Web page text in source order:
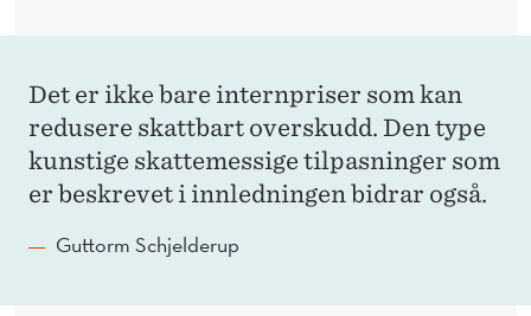
Det er ikke bare internpriser som kan
redusere skattbart overskudd. Den type
kunstige skattemessige tilpasninger som
er beskrevet i innledningen bidrar også.
Guttorm Schjelderup